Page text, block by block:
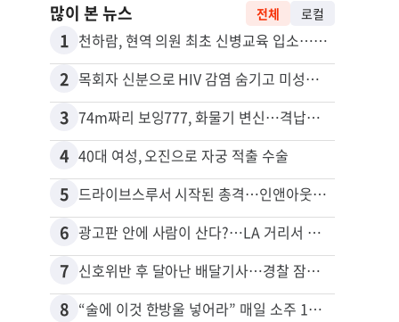
많이 본 뉴스 전체 로컬
1 천하람, 현역 의원 최초 신병교육 입소…논산서 2박3일 생활
2 목회자 신분으로 HIV 감염 숨기고 미성년자와 성관계
3 74m짜리 보잉777, 화물기 변신…격납고서 ‘보물’ 찾는 인천공항
4 40대 여성, 오진으로 자궁 적출 수술
5 드라이브스루서 시작된 총격…인앤아웃 참사 영상 공개
6 광고판 안에 사람이 산다?…LA 거리서 화제
7 신호위반 후 달아난 배달기사…경찰 잠복해 잡고보니 ‘반전’
8 “술에 이것 한방울 넣어라” 매일 소주 1병 까는 91세의 철칙